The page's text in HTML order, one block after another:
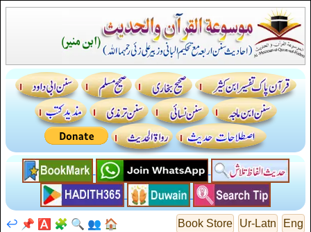
Eng
Ur-Latn
Book Store
🏠
👥
🔍
🧩
🅰️
📌
↩️